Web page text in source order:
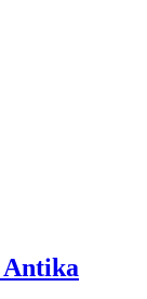
Antika